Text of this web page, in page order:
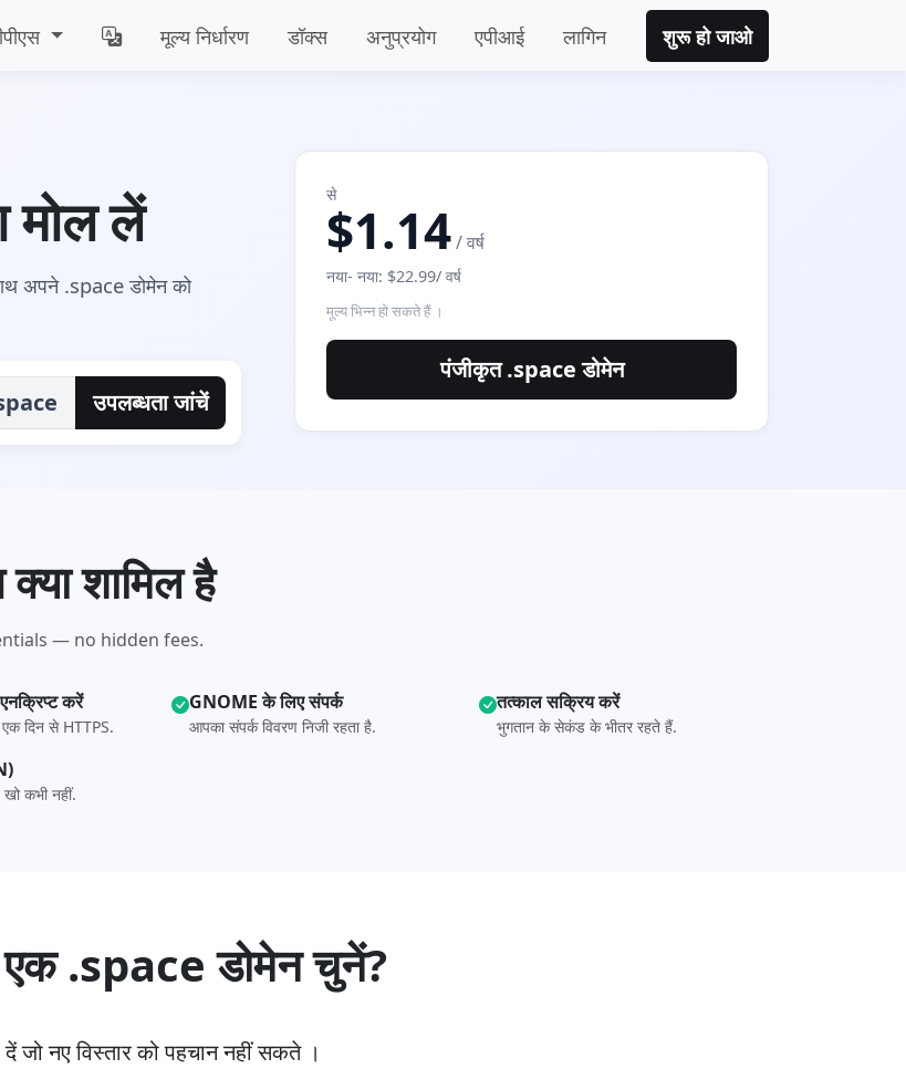
मूल्य निर्धारण डॉक्स अनुप्रयोग एपीआई लागिन शुरू हो जाओ
मोल लें
अपने .space डोमेन को
उपलब्धता जांचें
से
$1.14/ वर्ष
नया- नया: $22.99/ वर्ष
मूल्य भिन्‍न हो सकते हैं ।
पंजीकृत .space डोमेन
शामिल है
— no hidden fees.
करें
दिन से HTTPS.
GNOME के लिए संपर्क
आपका संपर्क विवरण निजी रहता है.
तत्काल सक्रिय करें
भुगतान के सेकंड के भीतर रहते हैं.
कभी नहीं.
एक .space डोमेन चुनें?
जो नए विस्तार को पहचान नहीं सकते ।